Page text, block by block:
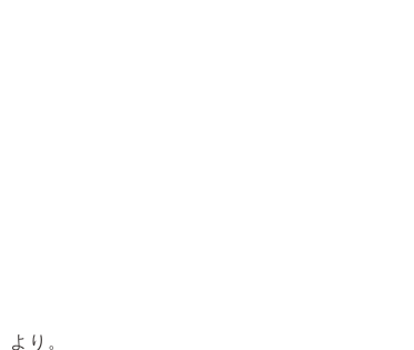
り。